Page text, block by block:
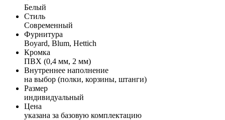
Белый
Стиль
Современный
Фурнитура
Boyard, Blum, Hettich
Кромка
ПВХ (0,4 мм, 2 мм)
Внутреннее наполнение
на выбор (полки, корзины, штанги)
Размер
индивидуальный
Цена
указана за базовую комплектацию